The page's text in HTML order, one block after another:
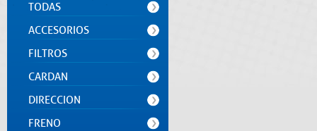
TODAS
ACCESORIOS
FILTROS
CARDAN
DIRECCION
FRENO